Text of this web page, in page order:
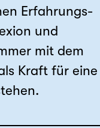
Erfahrungs­
und
mit dem
Kraft für eine